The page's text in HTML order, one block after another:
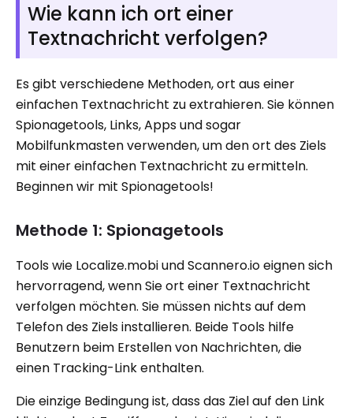
Wie kann ich ort einer
Textnachricht verfolgen?
Es gibt verschiedene Methoden, ort aus einer
einfachen Textnachricht zu extrahieren. Sie können
Spionagetools, Links, Apps und sogar
Mobilfunkmasten verwenden, um den ort des Ziels
mit einer einfachen Textnachricht zu ermitteln.
Beginnen wir mit Spionagetools!
Methode 1: Spionagetools
Tools wie Localize.mobi und Scannero.io eignen sich
hervorragend, wenn Sie ort einer Textnachricht
verfolgen möchten. Sie müssen nichts auf dem
Telefon des Ziels installieren. Beide Tools hilfe
Benutzern beim Erstellen von Nachrichten, die
einen Tracking-Link enthalten.
Die einzige Bedingung ist, dass das Ziel auf den Link